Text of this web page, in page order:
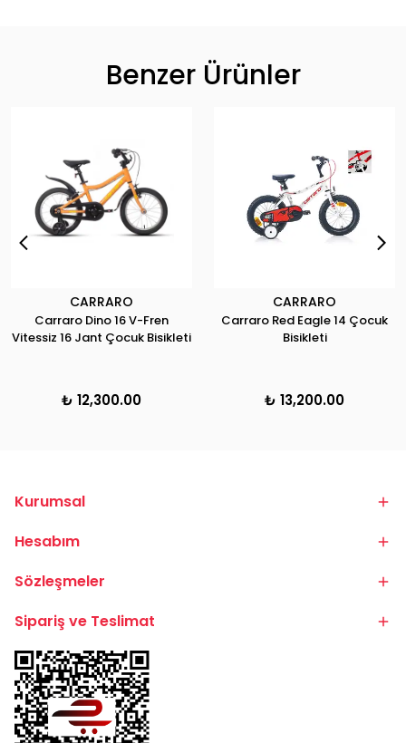
Benzer Ürünler
CARRARO
Carraro Dino 16 V-Fren
Vitessiz 16 Jant Çocuk Bisikleti
₺ 12,300.00
CARRARO
Carraro Red Eagle 14 Çocuk
Bisikleti
₺ 13,200.00
Kurumsal
Hesabım
Sözleşmeler
Sipariş ve Teslimat